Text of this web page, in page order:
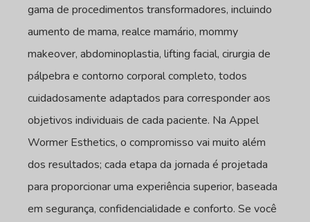
gama de procedimentos transformadores, incluindo
aumento de mama, realce mamário, mommy
makeover, abdominoplastia, lifting facial, cirurgia de
pálpebra e contorno corporal completo, todos
cuidadosamente adaptados para corresponder aos
objetivos individuais de cada paciente. Na Appel
Wormer Esthetics, o compromisso vai muito além
dos resultados; cada etapa da jornada é projetada
para proporcionar uma experiência superior, baseada
em segurança, confidencialidade e conforto. Se você